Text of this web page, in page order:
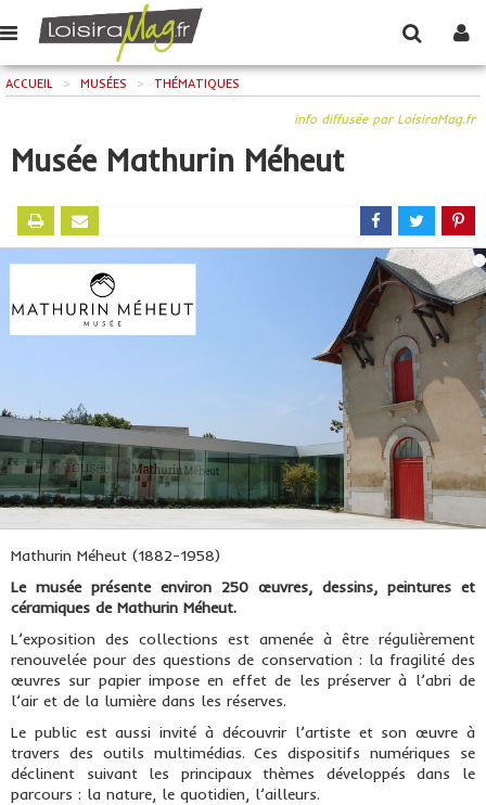
ACCUEIL > MUSÉES > THÉMATIQUES
info diffusée par LoisiraMag.fr
Musée Mathurin Méheut
Mathurin Méheut (1882-1958)
Le musée présente environ 250 œuvres, dessins, peintures et
céramiques de Mathurin Méheut.
L’exposition des collections est amenée à être régulièrement
renouvelée pour des questions de conservation : la fragilité des
œuvres sur papier impose en effet de les préserver à l’abri de
l’air et de la lumière dans les réserves.
Le public est aussi invité à découvrir l’artiste et son œuvre à
travers des outils multimédias. Ces dispositifs numériques se
déclinent suivant les principaux thèmes développés dans le
parcours : la nature, le quotidien, l’ailleurs.